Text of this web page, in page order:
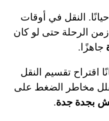
النقل في أوقات
الرحلة حتى لو كان
جاهزًا.
اقتراح تقسيم النقل
مخاطر الضغط على
بجدة جدة.